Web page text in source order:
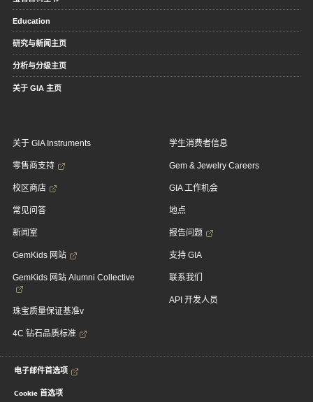
Education
研究与新闻主页
分析与分级主页
关于 GIA 主页
关于 GIA Instruments
零售商支持
校区商店
常见问答
新闻室
GemKids 网站
GemKids 网站 Alumni Collective
珠宝质量保证基准v
4C 钻石品质标准
学生消费者信息
Gem & Jewelry Careers
GIA 工作机会
地点
报告问题
支持 GIA
联系我们
API 开发人员
电子邮件首选项
Cookie 首选项